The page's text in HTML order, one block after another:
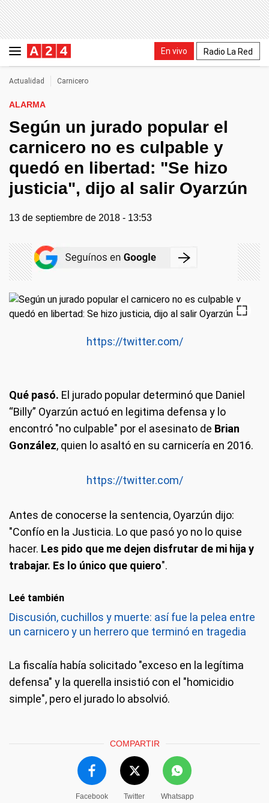
En vivo Radio La Red
Actualidad Carnicero
ALARMA
Según un jurado popular el
carnicero no es culpable y
quedó en libertad: "Se hizo
justicia", dijo al salir Oyarzún
13 de septiembre de 2018 - 13:53
https://twitter.com/
Qué pasó. El jurado popular determinó que Daniel
“Billy” Oyarzún actuó en legitima defensa y lo
encontró "no culpable" por el asesinato de Brian
González, quien lo asaltó en su carnicería en 2016.
https://twitter.com/
Antes de conocerse la sentencia, Oyarzún dijo:
"Confío en la Justicia. Lo que pasó yo no lo quise
hacer. Les pido que me dejen disfrutar de mi hija y
trabajar. Es lo único que quiero".
Leé también
Discusión, cuchillos y muerte: así fue la pelea entre
un carnicero y un herrero que terminó en tragedia
La fiscalía había solicitado "exceso en la legítima
defensa" y la querella insistió con el "homicidio
simple", pero el jurado lo absolvió.
COMPARTIR
Facebook Twitter Whatsapp